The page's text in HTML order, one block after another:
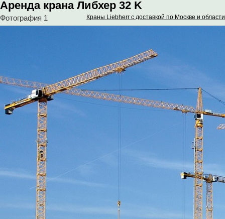
Аренда крана Либхер 32 K
Краны Liebherr с доставкой по Москве и области
Фотография 1